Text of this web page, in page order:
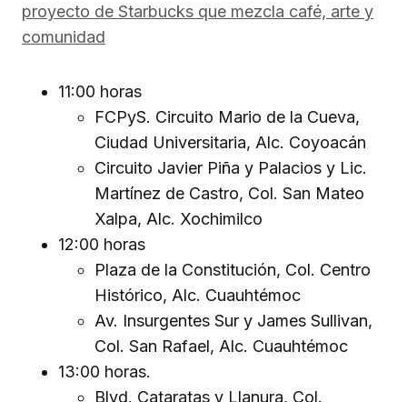
proyecto de Starbucks que mezcla café, arte y
comunidad
11:00 horas
FCPyS. Circuito Mario de la Cueva,
Ciudad Universitaria, Alc. Coyoacán
Circuito Javier Piña y Palacios y Lic.
Martínez de Castro, Col. San Mateo
Xalpa, Alc. Xochimilco
12:00 horas
Plaza de la Constitución, Col. Centro
Histórico, Alc. Cuauhtémoc
Av. Insurgentes Sur y James Sullivan,
Col. San Rafael, Alc. Cuauhtémoc
13:00 horas.
Blvd. Cataratas y Llanura, Col.